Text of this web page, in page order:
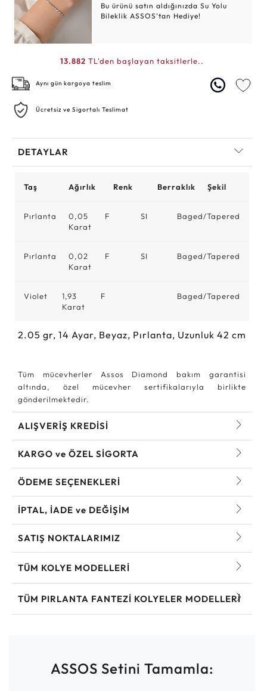
Bu ürünü satın aldığınızda Su Yolu
Bileklik ASSOS’tan Hediye!
13.882 TL'den başlayan taksitlerle..
Aynı gün kargoya teslim
Ücretsiz ve Sigortalı Teslimat
DETAYLAR
Taş Ağırlık Renk Berraklık Şekil
Pırlanta
0,05
Karat
F SI Baged/Tapered
Pırlanta
0,02
Karat
F SI Baged/Tapered
Violet
1,93
Karat
F Baged/Tapered
2.05 gr, 14 Ayar, Beyaz, Pırlanta, Uzunluk 42 cm
Tüm mücevherler Assos Diamond bakım garantisi
altında, özel mücevher sertifikalarıyla birlikte
gönderilmektedir.
ALIŞVERİŞ KREDİSİ
KARGO ve ÖZEL SİGORTA
ÖDEME SEÇENEKLERİ
İPTAL, İADE ve DEĞİŞİM
SATIŞ NOKTALARIMIZ
TÜM KOLYE MODELLERI
TÜM PIRLANTA FANTEZI KOLYELER MODELLERI
ASSOS Setini Tamamla: